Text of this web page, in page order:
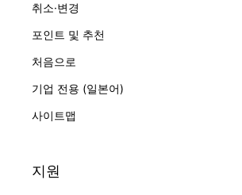
취소·변경
포인트 및 추천
처음으로
기업 전용 (일본어)
사이트맵
지원